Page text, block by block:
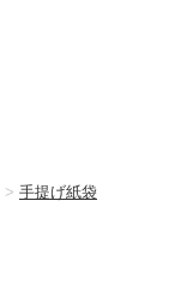
> 手提げ紙袋